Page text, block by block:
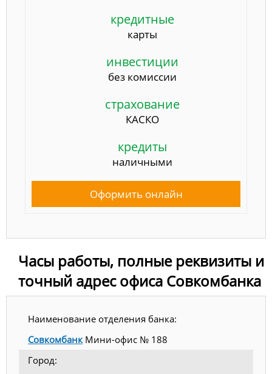
кредитные
карты
инвестиции
без комиссии
страхование
КАСКО
кредиты
наличными
Оформить онлайн
Часы работы, полные реквизиты и
точный адрес офиса Совкомбанка
Наименование отделения банка:
СовкомбанкМини-офис № 188
Город: